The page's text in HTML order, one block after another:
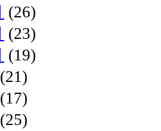
(26)
(23)
(19)
(21)
(17)
(25)